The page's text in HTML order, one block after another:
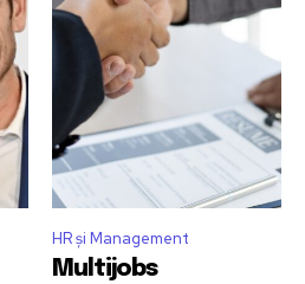
HR și Management
Multijobs